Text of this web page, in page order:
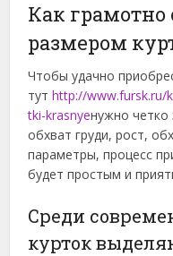
Как грамотно
размером
Чтобы удачно
тутhttp://www.fursk.ru/
tki-krasnyeнужно четко
обхват груди, рост,
параметры, процесс
будет простым и
Среди
курток